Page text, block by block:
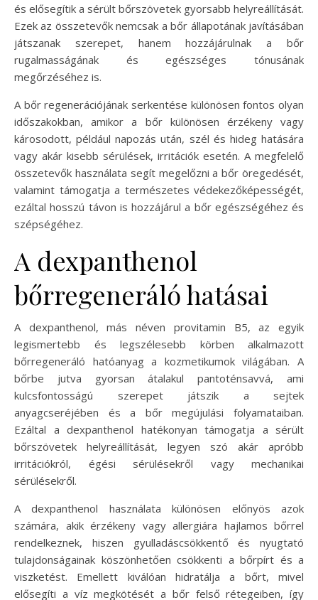
és elősegítik a sérült bőrszövetek gyorsabb helyreállítását.
Ezek az összetevők nemcsak a bőr állapotának javításában
játszanak szerepet, hanem hozzájárulnak a bőr
rugalmasságának és egészséges tónusának
megőrzéséhez is.
A bőr regenerációjának serkentése különösen fontos olyan
időszakokban, amikor a bőr különösen érzékeny vagy
károsodott, például napozás után, szél és hideg hatására
vagy akár kisebb sérülések, irritációk esetén. A megfelelő
összetevők használata segít megelőzni a bőr öregedését,
valamint támogatja a természetes védekezőképességét,
ezáltal hosszú távon is hozzájárul a bőr egészségéhez és
szépségéhez.
A dexpanthenol
bőrregeneráló hatásai
A dexpanthenol, más néven provitamin B5, az egyik
legismertebb és legszélesebb körben alkalmazott
bőrregeneráló hatóanyag a kozmetikumok világában. A
bőrbe jutva gyorsan átalakul pantoténsavvá, ami
kulcsfontosságú szerepet játszik a sejtek
anyagcseréjében és a bőr megújulási folyamataiban.
Ezáltal a dexpanthenol hatékonyan támogatja a sérült
bőrszövetek helyreállítását, legyen szó akár apróbb
irritációkról, égési sérülésekről vagy mechanikai
sérülésekről.
A dexpanthenol használata különösen előnyös azok
számára, akik érzékeny vagy allergiára hajlamos bőrrel
rendelkeznek, hiszen gyulladáscsökkentő és nyugtató
tulajdonságainak köszönhetően csökkenti a bőrpírt és a
viszketést. Emellett kiválóan hidratálja a bőrt, mivel
elősegíti a víz megkötését a bőr felső rétegeiben, így